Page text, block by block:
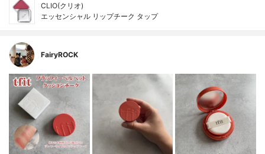
CLIO(クリオ)
エッセンシャル リップチーク タップ
FairyROCK